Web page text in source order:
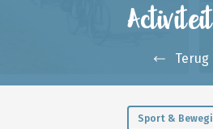
Terug
Sport &